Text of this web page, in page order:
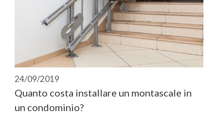
24/09/2019
Quanto costa installare un montascale in
un condominio?